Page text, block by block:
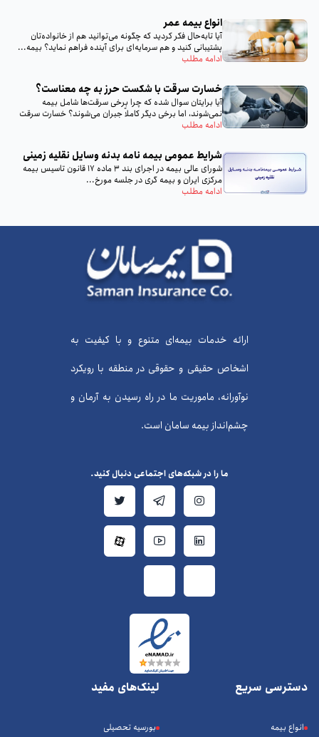
انواع بیمه عمر
آیا تا‌به‌حال فکر کردید که چگونه می‌توانید هم از خانواده‌تان
پشتیبانی کنید و هم سرمایه‌ای برای آینده فراهم نماید؟ بیمه...
ادامه مطلب
خسارت سرقت با شکست حرز به چه معناست؟
آیا برایتان سوال شده که چرا برخی سرقت‌ها شامل بیمه
نمی‌شوند، اما برخی دیگر کاملاً جبران می‌شوند؟ خسارت سرقت
با...
ادامه مطلب
شرایط عمومی بیمه‌ نامه بدنه وسایل نقلیه زمینی
شورای عالی بیمه در اجرای بند 3 ماده 17 قانون تاسیس بیمه
مرکزی ایران و بیمه گری در جلسه مورخ...
ادامه مطلب
ارائه خدمات بیمه‌ای متنوع و با کیفیت به
اشخاص حقیقی و حقوقی در منطقه با رویکرد
نوآورانه، ماموریت ما در راه رسیدن به آرمان و
چشم‌انداز بیمه سامان است.
دسترسی سریع
انواع بیمه
لینک‌های مفید
بورسیه تحصیلی
ما را در شبکه‌های اجتماعی دنبال کنید.